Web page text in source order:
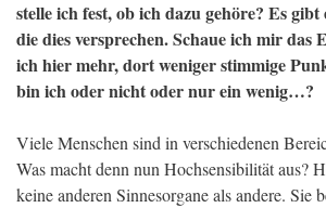
stelle ich fest, ob ich dazu gehöre? Es gibt
die dies versprechen. Schaue ich mir das
ich hier mehr, dort weniger stimmige
bin ich oder nicht oder nur ein wenig…?
Viele Menschen sind in verschiedenen
Was macht denn nun Hochsensibilität aus?
keine anderen Sinnesorgane als andere. Sie